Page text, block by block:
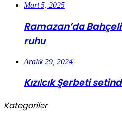
Mart 5, 2025
Ramazan’da
ruhu
Aralık 29, 2024
Kızılcık Şerbeti
Kategoriler